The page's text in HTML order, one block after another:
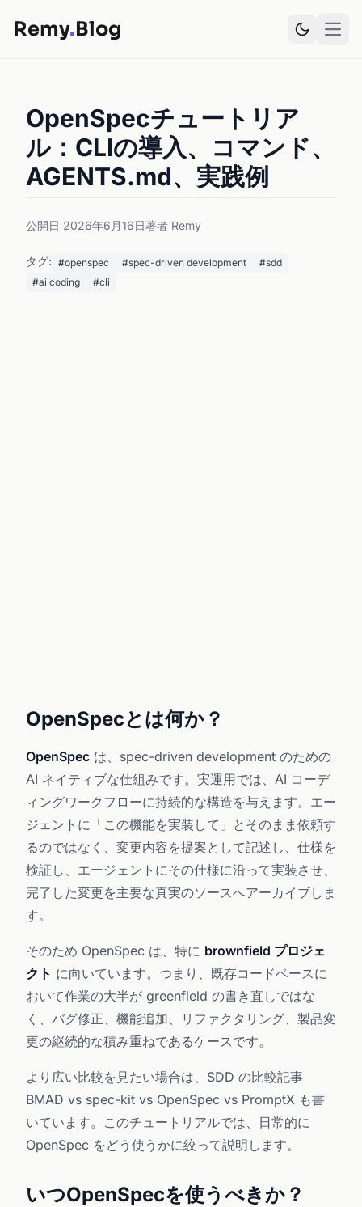
Remy.Blog
OpenSpecチュートリア
ル：CLIの導入、コマンド、
AGENTS.md、実践例
公開日 2026年6月16日著者 Remy
タグ: #openspec #spec-driven development
#sdd
#ai coding
#cli
OpenSpecとは何か？
OpenSpec は、spec-driven development のための
AI ネイティブな仕組みです。実運用では、AI コーデ
ィングワークフローに持続的な構造を与えます。エー
ジェントに「この機能を実装して」とそのまま依頼す
るのではなく、変更内容を提案として記述し、仕様を
検証し、エージェントにその仕様に沿って実装させ、
完了した変更を主要な真実のソースへアーカイブしま
す。
そのため OpenSpec は、特に brownfield プロジェ
クト に向いています。つまり、既存コードベースに
おいて作業の大半が greenfield の書き直しではな
く、バグ修正、機能追加、リファクタリング、製品変
更の継続的な積み重ねであるケースです。
より広い比較を見たい場合は、SDD の比較記事
BMAD vs spec-kit vs OpenSpec vs PromptX も書
いています。このチュートリアルでは、日常的に
OpenSpec をどう使うかに絞って説明します。
いつOpenSpecを使うべきか？